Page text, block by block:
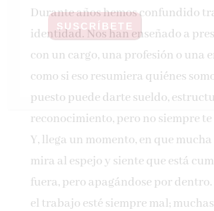
Durante años hemos confundido
identidad. Nos han enseñado a
con un cargo, una profesión o una
como si eso resumiera quiénes
puesto puede darte sueldo,
reconocimiento, pero no siempre
Y, llega un momento, en que mucha
mira al espejo y siente que está
fuera, pero apagándose por dentro.
el trabajo esté siempre mal;